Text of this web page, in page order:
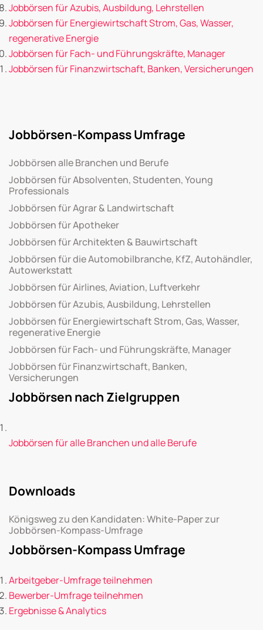
Jobbörsen für Azubis, Ausbildung, Lehrstellen
Jobbörsen für Energiewirtschaft Strom, Gas, Wasser,
regenerative Energie
Jobbörsen für Fach- und Führungskräfte, Manager
Jobbörsen für Finanzwirtschaft, Banken, Versicherungen
Jobbörsen-Kompass Umfrage
Jobbörsen alle Branchen und Berufe
Jobbörsen für Absolventen, Studenten, Young
Professionals
Jobbörsen für Agrar & Landwirtschaft
Jobbörsen für Apotheker
Jobbörsen für Architekten & Bauwirtschaft
Jobbörsen für die Automobilbranche, KfZ, Autohändler,
Autowerkstatt
Jobbörsen für Airlines, Aviation, Luftverkehr
Jobbörsen für Azubis, Ausbildung, Lehrstellen
Jobbörsen für Energiewirtschaft Strom, Gas, Wasser,
regenerative Energie
Jobbörsen für Fach- und Führungskräfte, Manager
Jobbörsen für Finanzwirtschaft, Banken,
Versicherungen
Jobbörsen nach Zielgruppen
Jobbörsen für alle Branchen und alle Berufe
Downloads
Königsweg zu den Kandidaten: White-Paper zur
Jobbörsen-Kompass-Umfrage
Jobbörsen-Kompass Umfrage
Arbeitgeber-Umfrage teilnehmen
Bewerber-Umfrage teilnehmen
Ergebnisse & Analytics